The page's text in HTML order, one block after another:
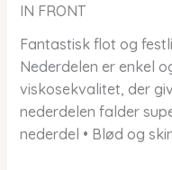
IN FRONT
Fantastisk flot og
Nederdelen er enkel
viskosekvalitet, der
nederdelen falder
nederdel • Blød og